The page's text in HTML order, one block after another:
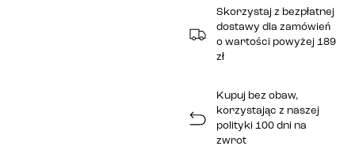
Skorzystaj z bezpłatnej
dostawy dla zamówień
o wartości powyżej 189
zł
Kupuj bez obaw,
korzystając z naszej
polityki 100 dni na
zwrot